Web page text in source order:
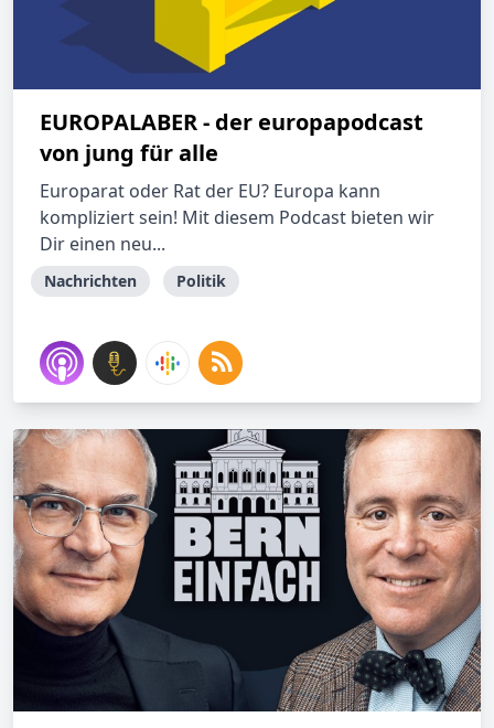
EUROPALABER - der europapodcast
von jung für alle
Europarat oder Rat der EU? Europa kann
kompliziert sein! Mit diesem Podcast bieten wir
Dir einen neu...
Nachrichten Politik